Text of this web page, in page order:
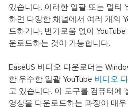
있습니다. 이러한 일괄 또는 멀티
하면 다양한 채널에서 여러 개의
드하거나, 번거로움 없이
운로드하는 것이 가능합니다.
EaseUS 비디오 다운로더는
한 우수한 일괄 YouTube 비디오
고 있습니다. 이 도구를 컴퓨터에
영상을 다운로드하는 과정이 매